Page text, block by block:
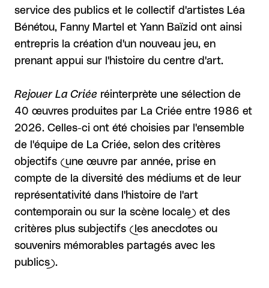
service des publics et le collectif d'artistes Léa
Bénétou, Fanny Martel et Yann Baïzid ont ainsi
entrepris la création d'un nouveau jeu, en
prenant appui sur l'histoire du centre d'art.
Rejouer La Criée réinterprète une sélection de
40 œuvres produites par La Criée entre 1986 et
2026. Celles-ci ont été choisies par l'ensemble
de l'équipe de La Criée, selon des critères
objectifs (une œuvre par année, prise en
compte de la diversité des médiums et de leur
représentativité dans l'histoire de l'art
contemporain ou sur la scène locale) et des
critères plus subjectifs (les anecdotes ou
souvenirs mémorables partagés avec les
publics).